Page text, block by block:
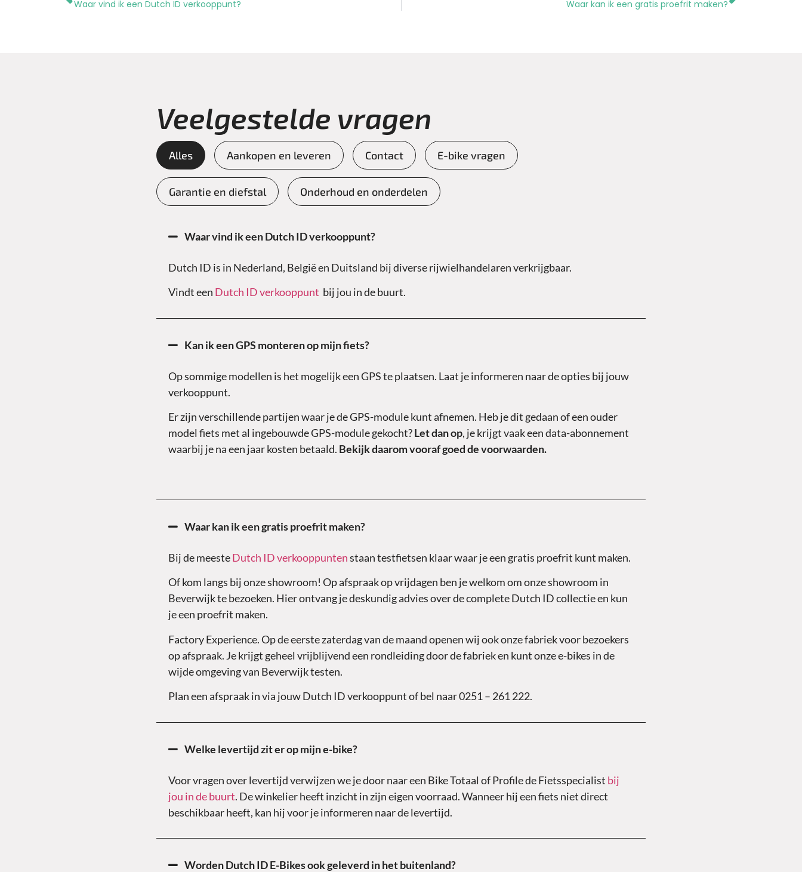
Waar vind ik een Dutch ID verkooppunt? Waar kan ik een gratis proefrit maken?
Veelgestelde vragen
Alles Aankopen en leveren Contact E-bike vragen
Garantie en diefstal Onderhoud en onderdelen
Waar vind ik een Dutch ID verkooppunt?
Dutch ID is in Nederland, België en Duitsland bij diverse rijwielhandelaren verkrijgbaar.
Vindt een Dutch ID verkooppunt bij jou in de buurt.
Kan ik een GPS monteren op mijn fiets?
Op sommige modellen is het mogelijk een GPS te plaatsen. Laat je informeren naar de opties bij jouw
verkooppunt.
Er zijn verschillende partijen waar je de GPS-module kunt afnemen. Heb je dit gedaan of een ouder
model fiets met al ingebouwde GPS-module gekocht?Let dan op, je krijgt vaak een data-abonnement
waarbij je na een jaar kosten betaald. Bekijk daarom vooraf goed de voorwaarden.
Waar kan ik een gratis proefrit maken?
Bij de meesteDutch ID verkooppuntenstaan testfietsen klaar waar je een gratis proefrit kunt maken.
Of kom langs bij onze showroom! Op afspraak op vrijdagen ben je welkom om onze showroom in
Beverwijk te bezoeken. Hier ontvang je deskundig advies over de complete Dutch ID collectie en kun
je een proefrit maken.
Factory Experience. Op de eerste zaterdag van de maand openen wij ook onze fabriek voor bezoekers
op afspraak. Je krijgt geheel vrijblijvend een rondleiding door de fabriek en kunt onze e-bikes in de
wijde omgeving van Beverwijk testen.
Plan een afspraak in via jouw Dutch ID verkooppunt of bel naar 0251 – 261 222.
Welke levertijd zit er op mijn e-bike?
Voor vragen over levertijd verwijzen we je door naar een Bike Totaal of Profile de Fietsspecialist bij
jou in de buurt. De winkelier heeft inzicht in zijn eigen voorraad. Wanneer hij een fiets niet direct
beschikbaar heeft, kan hij voor je informeren naar de levertijd.
Worden Dutch ID E-Bikes ook geleverd in het buitenland?